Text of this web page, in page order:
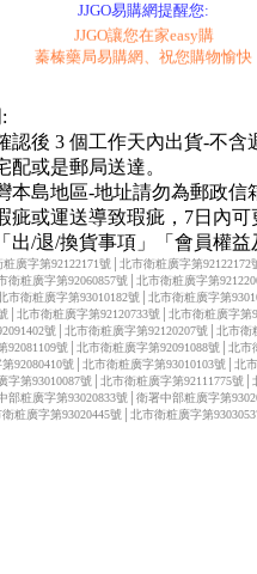
JJGO易購網提醒您:
JJGO讓您在家easy購
蓁榛藥局易購網、祝您購物愉快
認後 3 個工作天內出貨-不含
配或是郵局送達。
本島地區-地址請勿為郵政信
疵或運送導致瑕疵，7日內可
出/退/換貨事項」「會員權益
廣字第92122171號│北市衛粧廣字第
衛粧廣字第92060857號│北市衛粧廣字第
市衛粧廣字第93010182號│北市衛粧廣字第
│北市衛粧廣字第92120733號│北市衛粧廣字第
號│北市衛粧廣字第92120207號│北市
92081109號│北市衛粧廣字第92091088號│北
92080410號│北市衛粧廣字第93010103號│北
字第93010087號│北市衛粧廣字第92111775號
部粧廣字第93020833號│衛署中部粧廣字第
粧廣字第93020445號│北市衛粧廣字第